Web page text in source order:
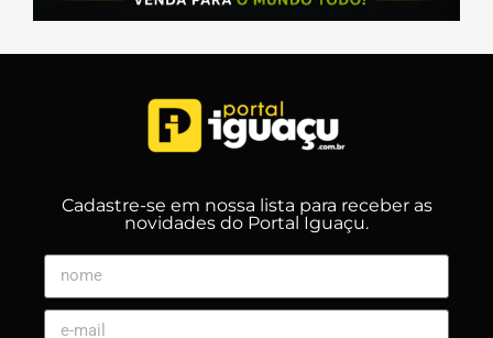
Cadastre-se em nossa lista para receber as
novidades do Portal Iguaçu.